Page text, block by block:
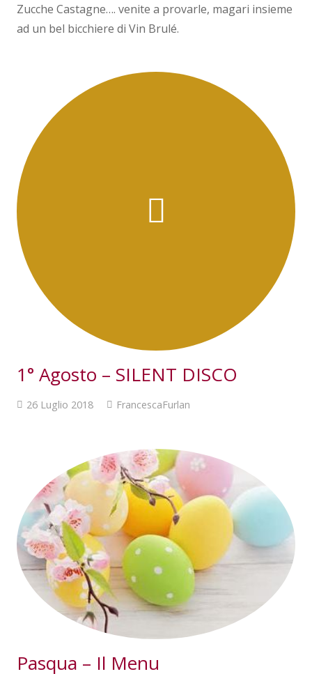
Zucche Castagne…. venite a provarle, magari insieme
ad un bel bicchiere di Vin Brulé.
1° Agosto – SILENT DISCO
26 Luglio 2018 FrancescaFurlan
Pasqua – Il Menu